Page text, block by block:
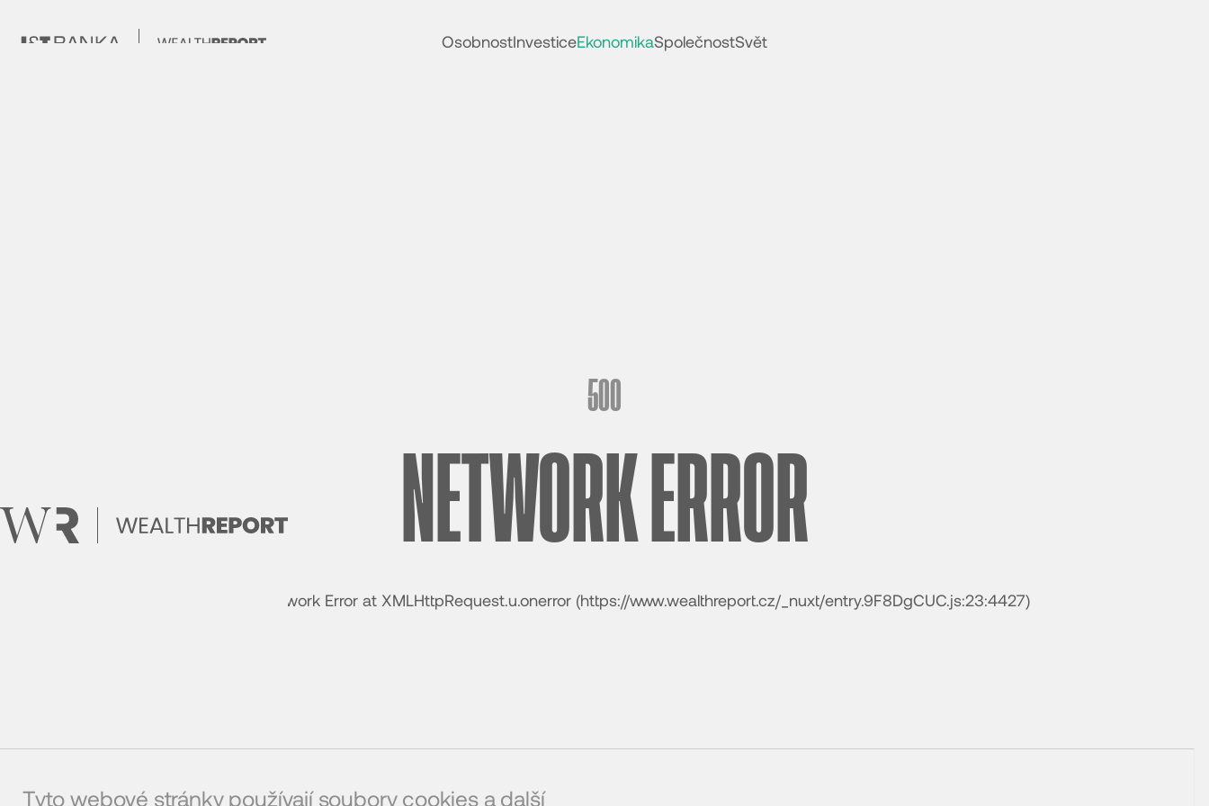
OsobnostInvesticeEkonomikaSpolečnostSvět
500
NETWORK ERROR
AxiosError: Network Error at XMLHttpRequest.u.onerror (https://www.wealthreport.cz/_nuxt/entry.9F8DgCUC.js:23:4427)
Tyto webové stránky používají soubory cookies a další